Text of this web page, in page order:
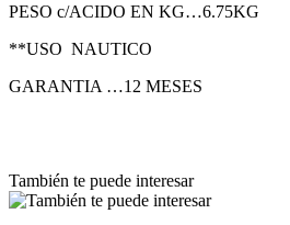
PESO c/ACIDO EN KG…6.75KG
**USO NAUTICO
GARANTIA …12 MESES
También te puede interesar